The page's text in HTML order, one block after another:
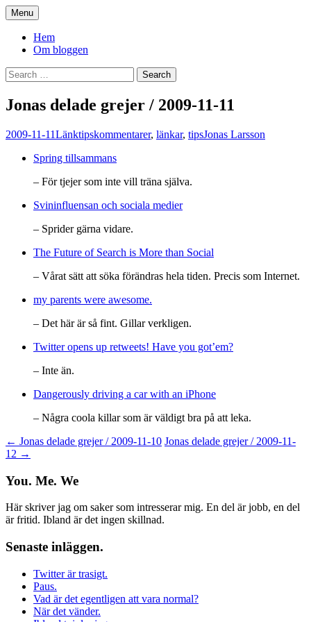
Skip
to
content
You. Me. We.
Menu
Hem
Om bloggen
Search
for:
Jonas delade grejer / 2009-11-11
2009-11-11Länktipskommentarer, länkar, tipsJonas Larsson
Spring tillsammans
– För tjejer som inte vill träna själva.
Svininfluensan och sociala medier
– Sprider gärna vidare.
The Future of Search is More than Social
– Vårat sätt att söka förändras hela tiden. Precis som Internet.
my parents were awesome.
– Det här är så fint. Gillar verkligen.
Twitter opens up retweets! Have you got’em?
– Inte än.
Dangerously driving a car with an iPhone
– Några coola killar som är väldigt bra på att leka.
Post
navigation
← Jonas delade grejer / 2009-11-10 Jonas delade grejer / 2009-11-
12 →
You. Me. We
Här skriver jag om saker som intresserar mig. En del är jobb, en del
är fritid. Ibland är det ingen skillnad.
Senaste inläggen.
Twitter är trasigt.
Paus.
Vad är det egentligen att vara normal?
När det vänder.